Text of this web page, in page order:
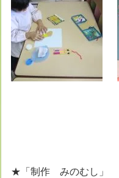
★「制作 みのむし」